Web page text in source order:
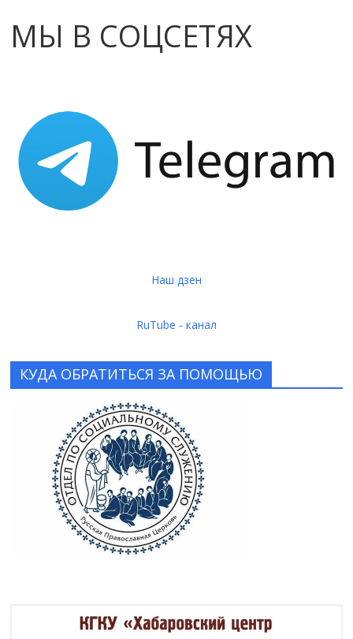
МЫ В СОЦСЕТЯХ
Наш дзен
RuTube - канал
КУДА ОБРАТИТЬСЯ ЗА ПОМОЩЬЮ